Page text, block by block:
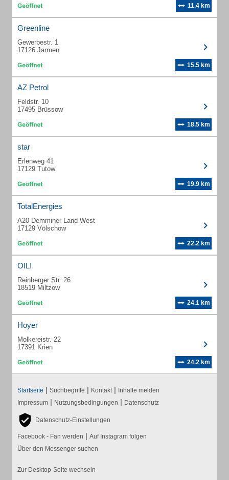
11.4 km
Greenline
Gewerbestr. 1
17126 Jarmen
15.5 km
AZ Petrol
Feldstr. 10
17495 Brüssow
18.5 km
star
Erlenweg 41
17129 Tutow
19.9 km
TotalEnergies
A20 Demminer Land West
17129 Völschow
22.2 km
OIL!
Reinberger Str. 26
18519 Miltzow
24.1 km
Hoyer
Molkereistr. 22
17391 Krien
24.2 km
Startseite | Suchbegriffe | Kontakt | Inhalte melden
Impressum | Nutzungsbedingungen | Datenschutz
Datenschutz-Einstellungen
Facebook - Fan werden | Auf Instagram folgen
Über den Messenger suchen
Zur Desktop-Seite wechseln